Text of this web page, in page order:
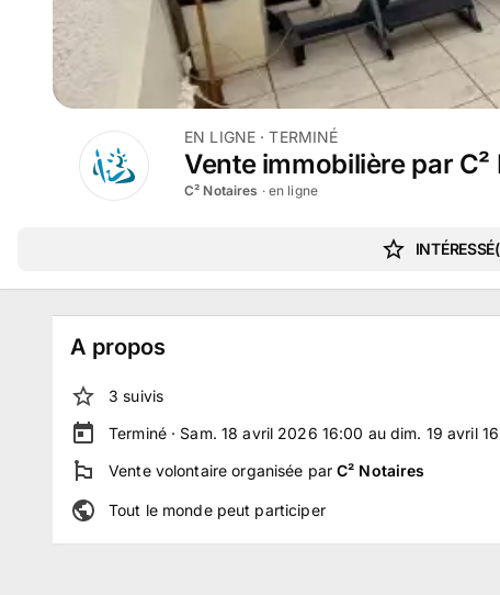
EN LIGNE · TERMINÉ
Vente immobilière par
C² Notaires · en ligne
A propos
3 suivis
Terminé · Sam. 18 avril 2026 16:00 au dim. 19 avril
Vente volontaire organisée parC² Notaires
Tout le monde peut participer